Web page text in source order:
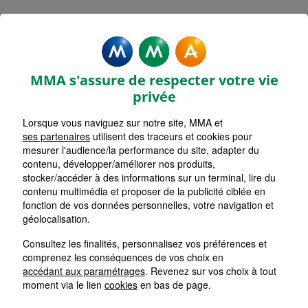
DE BALLON
Accueil
Assurance Provence-Alpes-Côte d'Azur
Assurance Alpes-Maritimes (06)
MMA s'assure de respecter votre vie
privée
Lorsque vous naviguez sur notre site, MMA et
ses partenaires utilisent des traceurs et cookies pour
mesurer l'audience/la performance du site, adapter du
contenu, développer/améliorer nos produits,
stocker/accéder à des informations sur un terminal, lire du
contenu multimédia et proposer de la publicité ciblée en
fonction de vos données personnelles, votre navigation et
géolocalisation.
Consultez les finalités, personnalisez vos préférences et
comprenez les conséquences de vos choix en
accédant aux paramétrages. Revenez sur vos choix à tout
moment via le lien cookies en bas de page.